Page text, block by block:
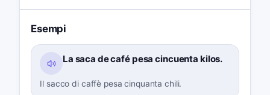
Esempi
La saca de café pesa cincuenta kilos.
Il sacco di caffè pesa cinquanta chili.